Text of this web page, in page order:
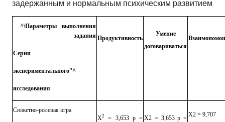
задержанным и нормальным психическим развитием
^\Параметры выполнения
задания
Серии
экспериментального''^
исследования
Продуктивность
Умение
договариваться
Сюжетно-ролевая игра
Х2
= 3,653 р = Х2 = 3,653 р = Х2 = 9,707